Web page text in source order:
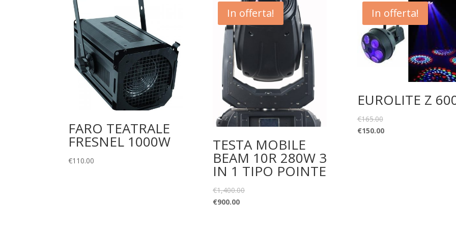
FARO TEATRALE
FRESNEL 1000W
€110.00
In offerta!
TESTA MOBILE
BEAM 10R 280W 3
IN 1 TIPO POINTE
€1,400.00
€900.00
In offerta!
EUROLITE Z
€165.00
€150.00